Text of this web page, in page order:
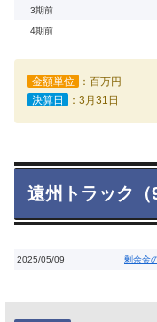
3期前
4期前
金額単位
：百万円
決算日
：3月31日
遠州トラック
2025/05/09 剰余金